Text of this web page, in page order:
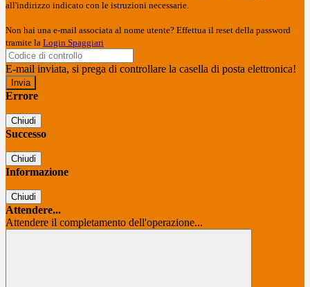
all'indirizzo indicato con le istruzioni necessarie.
Non hai una e-mail associata al nome utente? Effettua il reset della password
tramite la Login Spaggiari
E-mail inviata, si prega di controllare la casella di posta elettronica!
Errore
Chiudi
Successo
Chiudi
Informazione
Chiudi
Attendere...
Attendere il completamento dell'operazione...